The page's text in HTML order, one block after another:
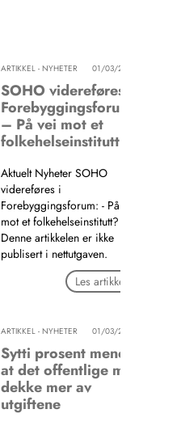
ARTIKKEL - NYHETER 01/03/2001
SOHO videreføres i
Forebyggingsforum:
– På vei mot et
folkehelseinstitutt?
Aktuelt Nyheter SOHO
videreføres i
Forebyggingsforum: - På vei
mot et folkehelseinstitutt?
Denne artikkelen er ikke
publisert i nettutgaven.
Les artikkel
ARTIKKEL - NYHETER 01/03/2001
Sytti prosent mener
at det offentlige må
dekke mer av
utgiftene